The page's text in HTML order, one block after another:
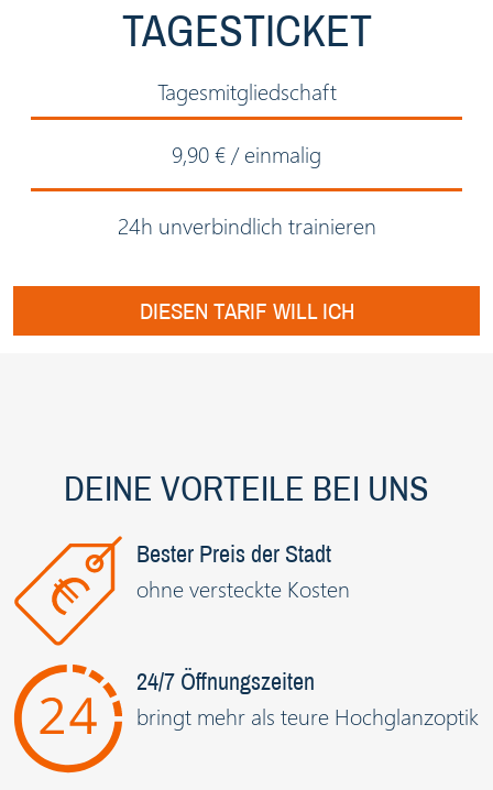
TAGESTICKET
Tagesmitgliedschaft
9,90 € / einmalig
24h unverbindlich trainieren
DIESEN TARIF WILL ICH
DEINE VORTEILE BEI UNS
Bester Preis der Stadt
ohne versteckte Kosten
24/7 Öffnungszeiten
bringt mehr als teure Hochglanzoptik